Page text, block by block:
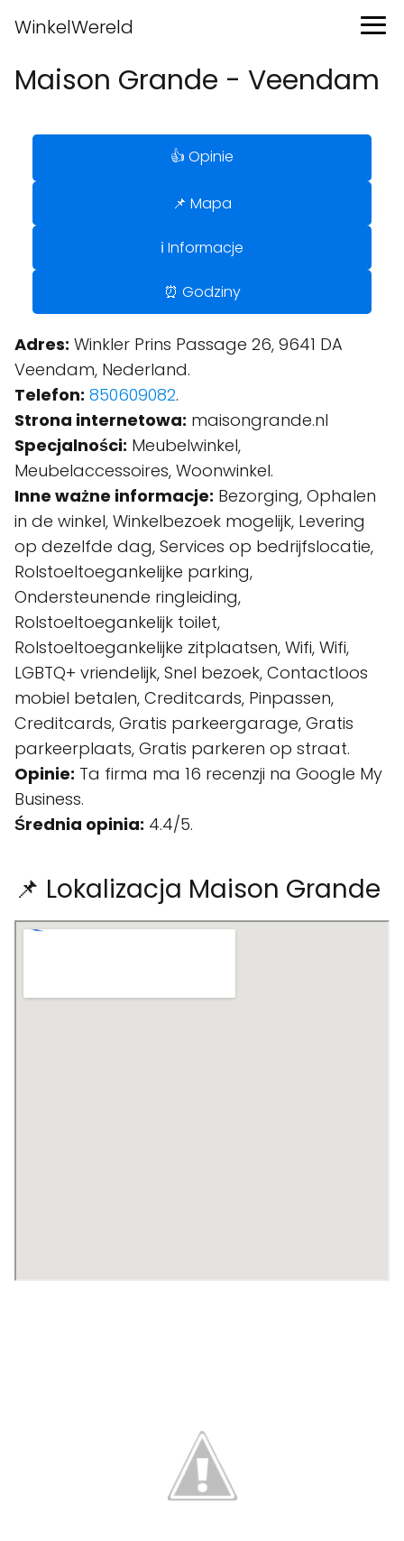
WinkelWereld
Maison Grande - Veendam
👍 Opinie
📌 Mapa
ℹ️ Informacje
⏰ Godziny
Adres: Winkler Prins Passage 26, 9641 DA
Veendam, Nederland.
Telefon: 850609082.
Strona internetowa: maisongrande.nl
Specjalności: Meubelwinkel,
Meubelaccessoires, Woonwinkel.
Inne ważne informacje: Bezorging, Ophalen
in de winkel, Winkelbezoek mogelijk, Levering
op dezelfde dag, Services op bedrijfslocatie,
Rolstoeltoegankelijke parking,
Ondersteunende ringleiding,
Rolstoeltoegankelijk toilet,
Rolstoeltoegankelijke zitplaatsen, Wifi, Wifi,
LGBTQ+ vriendelijk, Snel bezoek, Contactloos
mobiel betalen, Creditcards, Pinpassen,
Creditcards, Gratis parkeergarage, Gratis
parkeerplaats, Gratis parkeren op straat.
Opinie: Ta firma ma 16 recenzji na Google My
Business.
Średnia opinia: 4.4/5.
📌 Lokalizacja Maison Grande